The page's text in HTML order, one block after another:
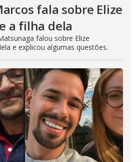
fala sobre Elize
a filha dela
falou sobre Elize
e explicou algumas questões.